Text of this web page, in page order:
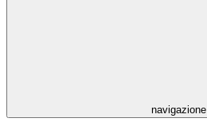
navigazione